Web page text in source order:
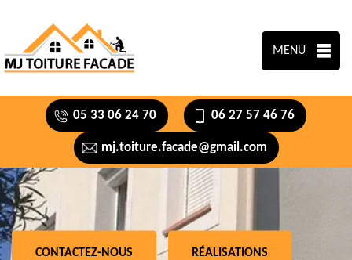
MENU
05 33 06 24 70 06 27 57 46 76
mj.toiture.facade@gmail.com
CONTACTEZ-NOUS RÉALISATIONS